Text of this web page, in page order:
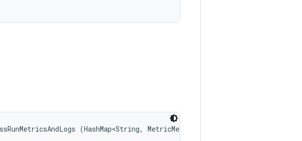
(HashMap<String, MetricMeasurement.Metric> rawMetrics,